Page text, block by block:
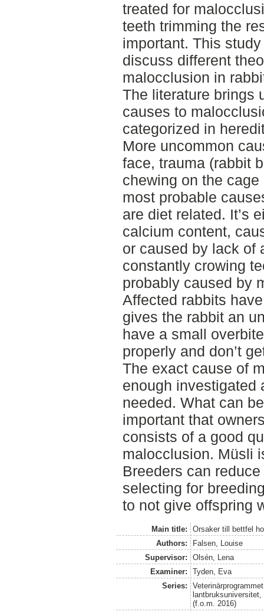
treated for
teeth trimming the
important. This
discuss different
malocclusion in
The literature brings
causes to
categorized in
More uncommon
face, trauma (rabbit
chewing on the
most probable
are diet related. It’s
calcium content,
or caused by lack of
constantly crowing
probably caused by
Affected rabbits
gives the rabbit an
have a small
properly and don’t
The exact cause of
enough investigated
needed. What can
important that
consists of a good
malocclusion. Müsli
Breeders can
selecting for
to not give offspring
Main title:
Orsaker till bettfel
Authors:
Falsen, Louise
Supervisor:
Olsén, Lena
Examiner:
Tyden, Eva
Series:
(f.o.m. 2016)